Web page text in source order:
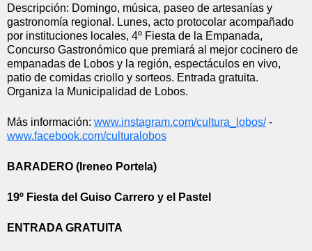
Descripción: Domingo, música, paseo de artesanías y
gastronomía regional. Lunes, acto protocolar acompañado
por instituciones locales, 4º Fiesta de la Empanada,
Concurso Gastronómico que premiará al mejor cocinero de
empanadas de Lobos y la región, espectáculos en vivo,
patio de comidas criollo y sorteos. Entrada gratuita.
Organiza la Municipalidad de Lobos.
Más información: www.instagram.com/cultura_ lobos/
www.facebook.com/culturalobos
BARADERO (Ireneo Portela)
19º Fiesta del Guiso Carrero y el Pastel
ENTRADA GRATUITA